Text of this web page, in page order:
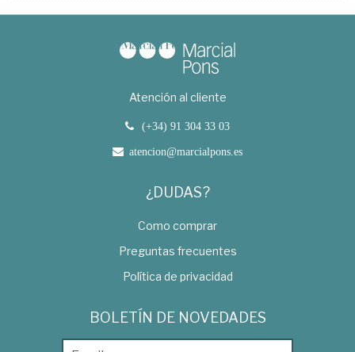
Atención al cliente
(+34) 91 304 33 03
atencion@marcialpons.es
¿DUDAS?
Como comprar
Preguntas frecuentes
Política de privacidad
BOLETÍN DE NOVEDADES